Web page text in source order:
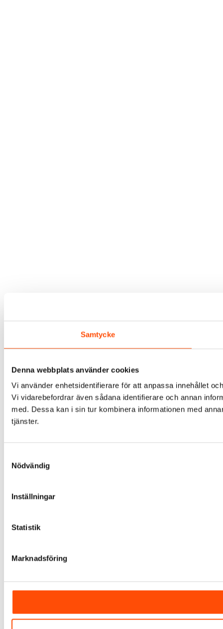
Samtycke
Denna webbplats använder cookies
Vi använder enhetsidentifierare för att anpassa innehållet
Vi vidarebefordrar även sådana identifierare och annan
med. Dessa kan i sin tur kombinera informationen med
tjänster.
Nödvändig
Inställningar
Statistik
Marknadsföring